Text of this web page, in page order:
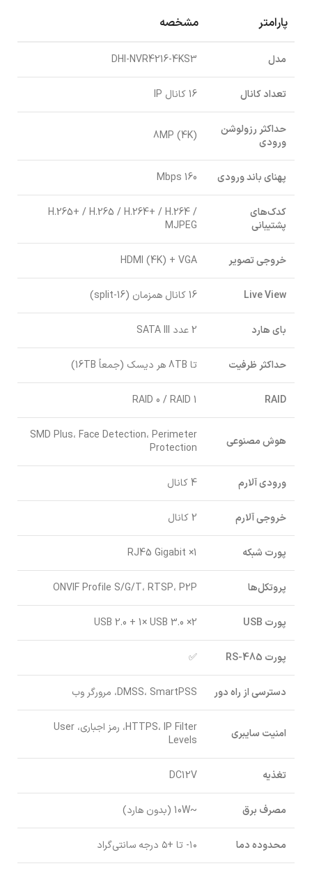
پارامتر مشخصه
مدل DHI-NVR4216-4KS3
تعداد کانال 16 کانال IP
حداکثر رزولوشن
ورودی
8MP (4K)
پهنای باند ورودی 160 Mbps
کدک‌های
پشتیبانی
H.265+ / H.265 / H.264+ / H.264 /
MJPEG
خروجی تصویر HDMI (4K) + VGA
Live View 16 کانال همزمان (16-split)
بای هارد 2 عدد SATA III
حداکثر ظرفیت تا 8TB هر دیسک (جمعاً 16TB)
RAID
RAID 0 / RAID 1
هوش مصنوعی
SMD Plus، Face Detection، Perimeter
Protection
ورودی آلارم 4 کانال
خروجی آلارم 2 کانال
پورت شبکه 1× RJ45 Gigabit
پروتکل‌ها ONVIF Profile S/G/T، RTSP، P2P
پورت USB 2× USB 2.0 + 1× USB 3.0
پورت RS-485 ✅
دسترسی از راه دور DMSS، SmartPSS، مرورگر وب
امنیت سایبری
HTTPS، IP Filter، رمز اجباری، User
Levels
تغذیه DC12V
مصرف برق ~10W (بدون هارد)
محدوده دما ۱۰- تا +۵ درجه سانتی‌گراد